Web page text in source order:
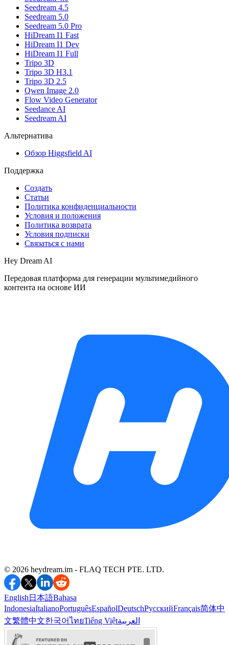
Seedream 4.5
Seedream 5.0
Seedream 5.0 Pro
HiDream I1 Fast
HiDream I1 Dev
HiDream I1 Full
Tripo 3D
Tripo 3D H3.1
Tripo 3D 2.5
Qwen Image 2.0
Flow Video Generator
Seedance AI
Seedream AI
Альтернатива
Обзор Higgsfield AI
Поддержка
Создать
Статьи
Политика конфиденциальности
Условия и положения
Политика возврата
Условия подписки
Связаться с нами
Hey Dream AI
Передовая платформа для генерации мультимедийного
контента на основе ИИ
©️ 2026 heydream.im - FLAQ TECH PTE. LTD.
English 日本語Bahasa
IndonesiaItalianoPortuguêsEspañolDeutschРусскийFrançais简体中
文繁體中文한국어ไทยTiếng Việtالعربية